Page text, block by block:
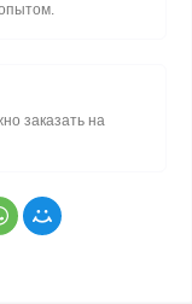
заказать на